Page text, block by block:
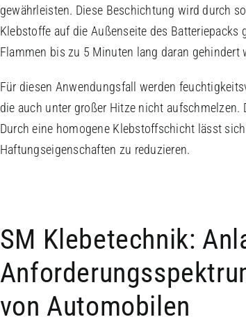
gewährleisten. Diese Beschichtung wird durch
Klebstoffe auf die Außenseite des
Flammen bis zu 5 Minuten lang daran gehindert
Für diesen Anwendungsfall werden
die auch unter großer Hitze nicht
Durch eine homogene Klebstoffschicht lässt
Haftungseigenschaften zu reduzieren.
SM Klebetechnik:
von Automobilen